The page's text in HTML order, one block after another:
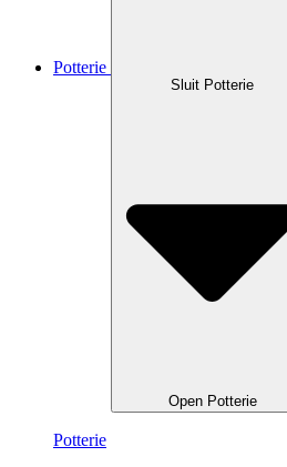
Potterie
Sluit Potterie
Open Potterie
Potterie